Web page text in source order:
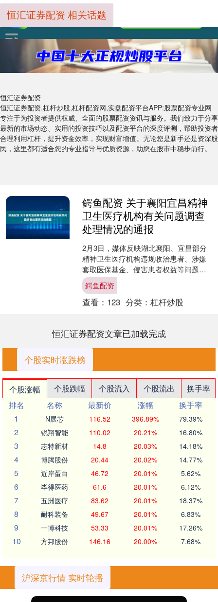
恒汇证券配资
恒汇证券配资,杠杆炒股,杠杆配资网,实盘配资平台APP:股票配资专业网
专注于为投资者提供权威、全面的股票配资资讯与服务。我们致力于分享
最新的市场动态、实用的投资技巧以及配资平台的深度评测，帮助投资者
合理利用杠杆，提升资金效率，实现财富增值。无论您是新手还是资深股
民，这里都有适合您的专业指导与优质资源，助您在股市中稳步前行。
恒汇证券配资 相关话题
鳄鱼配资 关于襄阳宜昌精神
卫生医疗机构有关问题调查
处理情况的通报
2月3日，媒体反映湖北襄阳、宜昌部分
精神卫生医疗机构违规收治患者、涉嫌
套取医保基金、侵害患者权益等问题。
湖北省委省政府对此高度重视，于2月4
日成立由省委负责同志....
鳄鱼配资
查看： 123 分类： 杠杆炒股
恒汇证券配资文章已加载完成
个股实时涨跌榜
个股涨幅 个股跌幅 个股流入 个股流出
换手率
排名
名称 最新价 涨幅
换手率
1
N展芯 116.52 396.89% 79.39%
2 锐翔智能 110.02 20.21% 16.80%
3 志特新材 14.8 20.03% 14.18%
4 博腾股份 20.44 20.02% 14.77%
5 近岸蛋白 46.72 20.01% 5.62%
6 毕得医药 61.6 20.01% 6.12%
7 五洲医疗 83.62 20.01% 18.37%
8 耐科装备 49.67 20.01% 6.83%
9 一博科技 53.33 20.01% 17.26%
10 方邦股份 146.16 20.00% 7.68%
沪深京行情 实时轮播